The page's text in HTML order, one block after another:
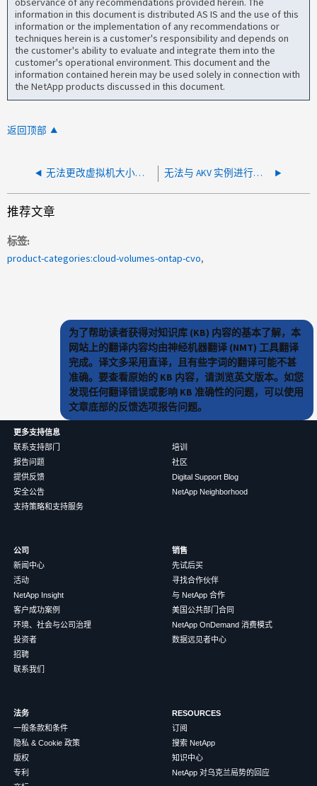
information in this document is distributed AS IS and the use of this
information or the implementation of any recommendations or
techniques herein is a customer's responsibility and depends on
the customer's ability to evaluate and integrate them into the
customer's operational environment. This document and the
information contained herein may be used solely in connection with
the NetApp products discussed in this document.
返回顶部
无法更改虚拟机大小，错误：操作启动虚拟机失败 无法与 AKV 实例进行通信
推荐文章
标签
product-categories:cloud-volumes-ontap-cvo
为了帮助读者获得对知识库 (KB) 内容的基本了解，本
网站上的翻译内容均由神经机器翻译 (NMT) 工具翻译
完成。译文多采用直译，且有些字词的翻译可能不甚
准确。要查看原始的 KB 内容，请浏览英文版本。如您
发现任何翻译错误或影响 KB 准确性的问题，可以使用
文章底部的反馈选项报告问题。
更多支持信息
联系支持部门
报告问题
提供反馈
安全公告
支持策略和支持服务
培训
社区
Digital Support Blog
NetApp Neighborhood
公司
新闻中心
活动
NetApp Insight
客户成功案例
环境、社会与公司治理
投资者
招聘
联系我们
销售
先试后买
寻找合作伙伴
与 NetApp 合作
美国公共部门合同
NetApp OnDemand 消费模式
数据远见者中心
法务
一般条款和条件
隐私 & Cookie 政策
版权
专利
RESOURCES
订阅
搜索 NetApp
知识中心
NetApp 对乌克兰局势的回应